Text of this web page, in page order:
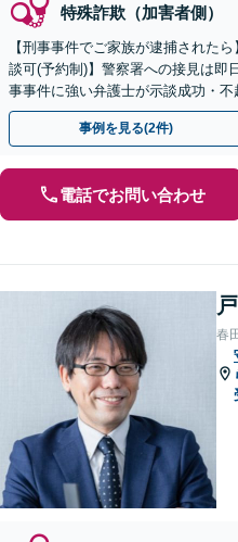
特殊詐欺（加害者側）
【刑事事件でご家族が逮捕された
談可(予約制)】警察署への接見は即
事事件に強い弁護士が示談成功・
トします。【加害者側の相談専門】
事例を見る(2件)
電話でお問い合わせ
春